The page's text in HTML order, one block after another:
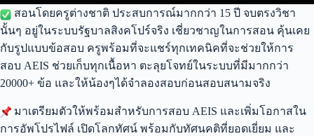
สอนโดยครูต่างชาติ ประสบการณ์มากกว่า 15 ปี จบตรงวิชา
นั้นๆ อยู่ในระบบรัฐบาลสิงคโปร์จริง เชี่ยวชาญในการสอน คุ้นเคย
กับรูปแบบข้อสอบ ครูพร้อมที่จะแชร์ทุกเทคนิคที่จะช่วยให้การ
สอบ AEIS ช่วยเก็บทุกเนื้อหา ตะลุยโจทย์ในระบบที่มีมากกว่า
20000+ ข้อ และให้น้องๆได้จำลองสอบก่อนสอบสนามจริง
มาเตรียมตัวให้พร้อมสำหรับการสอบ AEIS และเพิ่มโอกาสใน
การอัพโปรไฟล์ เปิดโลกทัศน์ พร้อมกับทัศนคติที่ยอดเยี่ยม และ